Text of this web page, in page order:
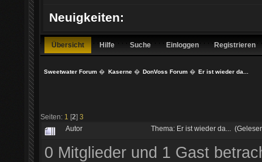
Neuigkeiten:
Übersicht Hilfe Suche Einloggen Registrieren
Sweetwater Forum � Kaserne� DonVoss Forum� Er ist wieder da...
Seiten: 1 [2] 3
Autor Thema: Er ist wieder da...
0 Mitglieder und 1 Gast